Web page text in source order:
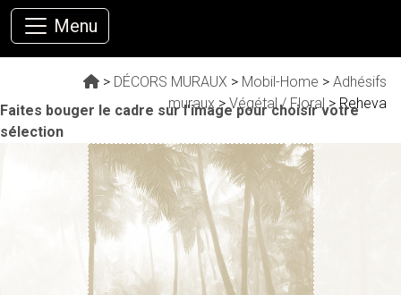
Menu
> DÉCORS MURAUX > Mobil-Home > Adhésifs
muraux>Végétal / Floral> Reheva
Faites bouger le cadre sur l'image pour choisir votre
sélection